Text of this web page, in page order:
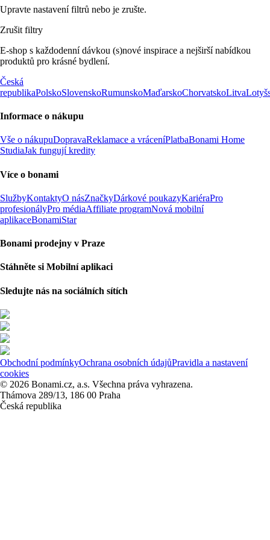
Upravte nastavení filtrů nebo je zrušte.
Zrušit filtry
E-shop s každodenní dávkou (s)nové inspirace a nejširší nabídkou
produktů pro krásné bydlení.
Česká
republikaPolskoSlovenskoRumunskoMaďarskoChorvatskoLitva
Informace o nákupu
Vše o nákupuDopravaReklamace a vráceníPlatbaBonami Home
StudiaJak fungují kredity
Více o bonami
SlužbyKontaktyO násZnačkyDárkové poukazyKariéraPro
profesionályPro médiaAffiliate programNová mobilní
aplikaceBonamiStar
Bonami prodejny v Praze
Stáhněte si Mobilní aplikaci
Sledujte nás na sociálních sítích
Obchodní podmínkyOchrana osobních údajůPravidla a nastavení
cookies
© 2026 Bonami.cz, a.s. Všechna práva vyhrazena.
Thámova 289/13, 186 00 Praha
Česká republika